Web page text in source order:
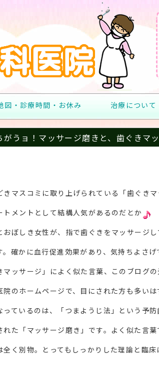
図・診療時間・お休み 治療について
がうョ！マッサージ磨きと、歯ぐきマ
きマスコミに取り上げられている「歯ぐきマ
トメントとして結構人気があるのだとか
おぼしき女性が、指で歯ぐきをマッサージし
。確かに血行促進効果があり、気持ちよさげ
マッサージ」によく似た言葉、このブログの
院のホームページで、目にされた方も多いは
っているのは、「つまようじ法」という予防
た「マッサージ磨き」です。よく似た言葉
全く別物。とってもしっかりした理論と臨床